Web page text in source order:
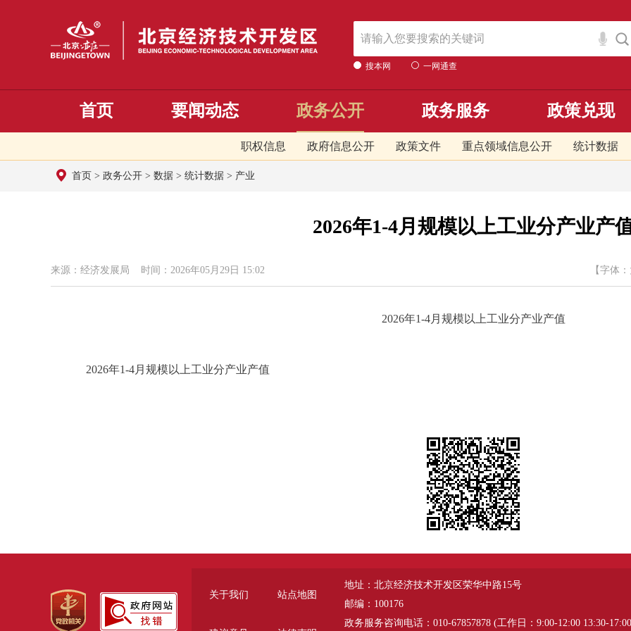
搜本网 一网通查
首页 要闻动态 政务公开
职权信息 政府信息公开 政策文件 重点领域信息公开 统计数据
政务服务 政策兑现
首页 > 政务公开 > 数据 > 统计数据 > 产业
2026年1-4月规模以上工业分产业产
来源：经济发展局 时间：2026年05月29日 15:02 【字体：
2026年1-4月规模以上工业分产业产值
2026年1-4月规模以上工业分产业产值
关于我们 站点地图
地址：北京经济技术开发区荣华中路15号
邮编：100176
政务服务咨询电话：010-67857878 (工作日：9:00-12:00 13:30-